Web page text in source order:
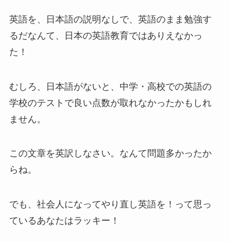
英語を、日本語の説明なしで、英語のまま勉強す
るだなんて、日本の英語教育ではありえなかっ
た！
むしろ、日本語がないと、中学・高校での英語の
学校のテストで良い点数が取れなかったかもしれ
ません。
この文章を英訳しなさい。なんて問題多かったか
らね。
でも、社会人になってやり直し英語を！って思っ
ているあなたはラッキー！